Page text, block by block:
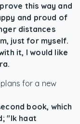
this way and
and proud of
distances
just for myself.
it, I would like
for a new
book, which
"Ik haat